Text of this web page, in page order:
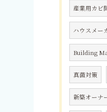
産業用カビ
ハウスメー
Building
真菌対策
新築オーナ